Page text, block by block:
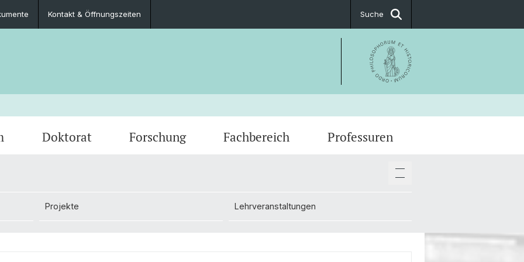
Kontakt & Öffnungszeiten Suche
Sprechstunden
Doktorat Forschung Fachbereich
Bibliothek Dokumente
Professuren
Projekte Lehrveranstaltungen